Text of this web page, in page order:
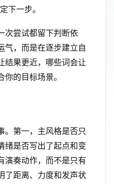
下一步。
次尝试都留下判断依
气，而是在逐步建立自
结果更近，哪些词会让
的目标场景。
。第一，主风格是否只
绪是否写出了起点和变
演奏动作，而不是只有
了距离、力度和发声状